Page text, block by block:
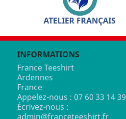
ATELIER FRANÇAIS
INFORMATIONS
France Teeshirt
Ardennes
France
Appelez-nous : 07 60 33 14 39
Écrivez-nous :
admin@franceteeshirt.fr